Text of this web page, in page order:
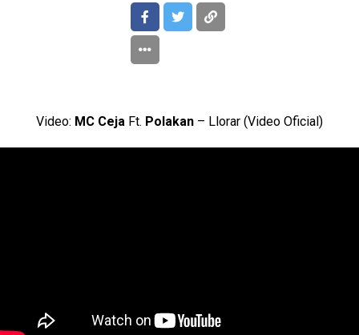
Video: MC Ceja Ft. Polakan – Llorar (Video Oficial)